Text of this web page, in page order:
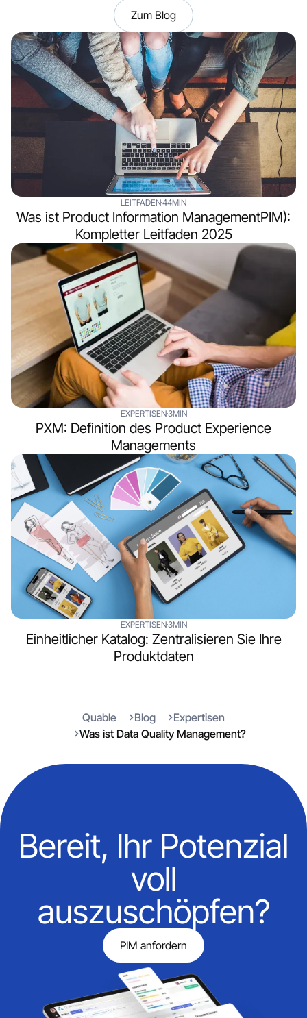
Zum Blog
LEITFADEN44MIN
Was ist Product Information ManagementPIM):
Kompletter Leitfaden 2025
EXPERTISEN3MIN
PXM: Definition des Product Experience
Managements
EXPERTISEN3MIN
Einheitlicher Katalog: Zentralisieren Sie Ihre
Produktdaten
Quable Blog
Expertisen
Was ist Data Quality Management?
Bereit, Ihr Potenzial
voll
auszuschöpfen?
PIM anfordern